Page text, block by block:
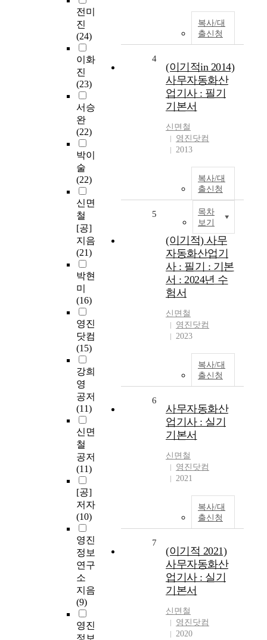
전미
진
(24)
이화
진
(23)
서승
완
(22)
박이
술
(22)
신면
철
[공]
지음
(21)
박현
미
(16)
영진
닷컴
(15)
강희
영
공저
(11)
신면
철
공저
(11)
[공]
저자
(10)
영진
정보
연구
소
지음
(9)
영진
복사/대
출신청
4
(이기적in 2014)
사무자동화산
업기사 : 필기
기본서
신면철
영진닷컴
2013
복사/대
출신청
목차
보기
5
(이기적) 사무
자동화산업기
사 : 필기 : 기본
서 : 2024년 수
험서
신면철
영진닷컴
2023
복사/대
출신청
6
사무자동화산
업기사 : 실기
기본서
신면철
영진닷컴
2021
복사/대
출신청
7
(이기적 2021)
사무자동화산
업기사 : 실기
기본서
신면철
영진닷컴
2020